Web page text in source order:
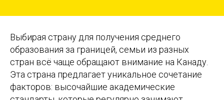
Выбирая страну для получения среднего
образования за границей, семьи из разных
стран всё чаще обращают внимание на Канаду.
Эта страна предлагает уникальное сочетание
факторов: высочайшие академические